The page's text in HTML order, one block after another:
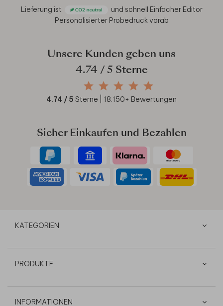
Lieferung ist und schnell Einfacher Editor
Personalisierter Probedruck vorab
Unsere Kunden geben uns
4.74/ 5 Sterne
4.74 / 5 Sterne | 18.150+ Bewertungen
Sicher Einkaufen und Bezahlen
KATEGORIEN
PRODUKTE
INFORMATIONEN